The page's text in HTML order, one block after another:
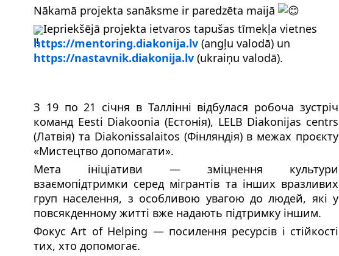
Nākamā projekta sanāksme ir paredzēta maijā
Iepriekšējā projekta ietvaros tapušas tīmekļa vietnes
https://mentoring.diakonija.lv (angļu valodā) un
https://nastavnik.diakonija.lv (ukraiņu valodā).
З 19 по 21 січня в Таллінні відбулася робоча зустріч
команд Eesti Diakoonia (Естонія), LELB Diakonijas centrs
(Латвія) та Diakonissalaitos (Фінляндія) в межах проєкту
«Мистецтво допомагати».
Мета ініціативи — зміцнення культури
взаємопідтримки серед мігрантів та інших вразливих
груп населення, з особливою увагою до людей, які у
повсякденному житті вже надають підтримку іншим.
Фокус Art of Helping — посилення ресурсів і стійкості
тих, хто допомогає.